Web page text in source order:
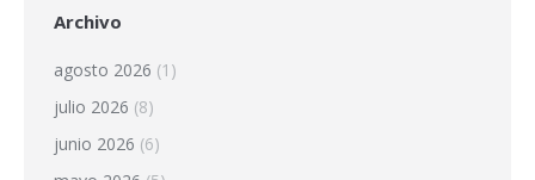
Archivo
agosto 2026 (1)
julio 2026 (8)
junio 2026 (6)